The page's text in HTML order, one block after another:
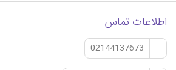
اطلاعات تماس
02144137673